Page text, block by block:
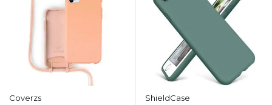
Coverzs
ShieldCase